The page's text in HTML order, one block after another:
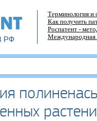
РФ
Терминология и
Как получить
Роспатент -
Международная